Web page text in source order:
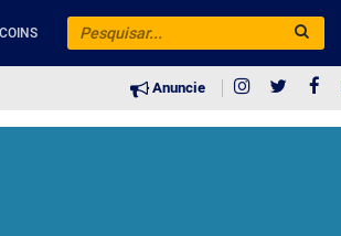
Anuncie